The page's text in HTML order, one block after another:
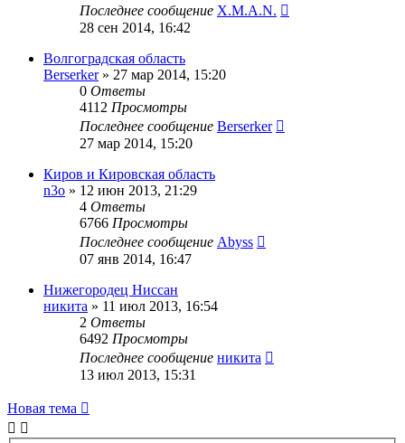
Последнее сообщение X.M.A.N.
28 сен 2014, 16:42
Волгоградская область
Berserker» 27 мар 2014, 15:20
0 Ответы
4112 Просмотры
Последнее сообщение Berserker
27 мар 2014, 15:20
Киров и Кировская область
n3o » 12 июн 2013, 21:29
4 Ответы
6766 Просмотры
Последнее сообщение Abyss
07 янв 2014, 16:47
Нижегородец Ниссан
никита » 11 июл 2013, 16:54
2 Ответы
6492 Просмотры
Последнее сообщение никита
13 июл 2013, 15:31
Новая тема